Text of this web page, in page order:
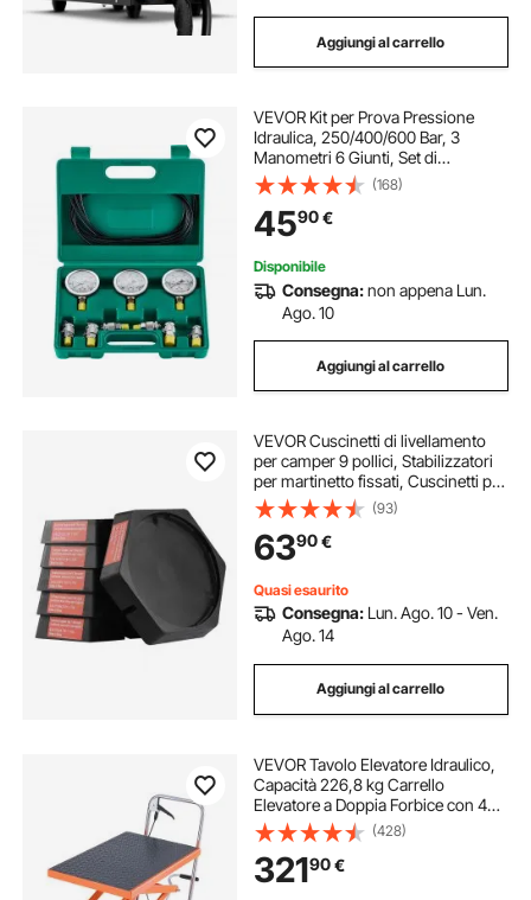
Aggiungi al carrello
VEVOR Kit per Prova Pressione
Idraulica, 250/400/600 Bar, 3
Manometri 6 Giunti, Set di
Misuratori Idraulici per Escavatori
con Custodia Portatile per
Escavatori Trattori Macchine Edili
(168)
4590€
Disponibile
Consegna:non appena Lun.
Ago. 10
Aggiungi al carrello
VEVOR Cuscinetti di livellamento
per camper 9 pollici, Stabilizzatori
per martinetto fissati, Cuscinetti per
martinetto in gomma, Capacità di
5000 libbre Camper di classe A/C
(confezione da 6)
(93)
6390€
Quasi esaurito
Consegna: Lun. Ago. 10 - Ven.
Ago. 14
Aggiungi al carrello
VEVOR Tavolo Elevatore Idraulico,
Capacità 226,8 kg Carrello
Elevatore a Doppia Forbice con 4
Ruote, Cuscinetto Antiscivolo,
Altezza di Sollevamento 1200 mm
per Movimentazione e Trasporto di
Materiali
(428)
32190€